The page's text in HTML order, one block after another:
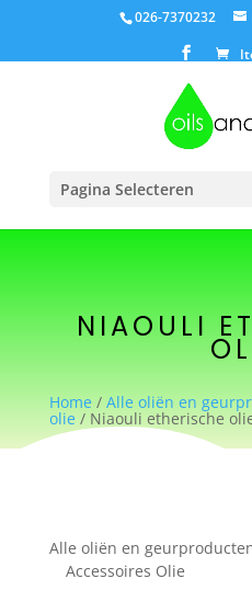
026-7370232
Pagina Selecteren
NIAOULI
Home / Alle oliën en
olie / Niaouli etherische
Alle oliën en
Accessoires Olie